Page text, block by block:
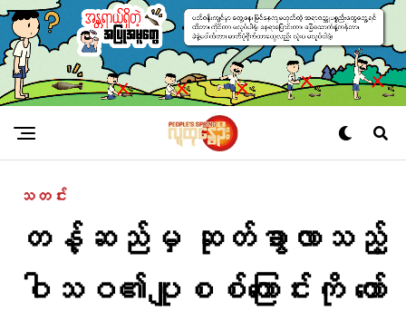
သတင်း
တန့်ဆည်မှ ဆုတ်ခွာလာသည့်
ဝါသဝ၏ပျူစစ်ကြောင်းကို ​တော်